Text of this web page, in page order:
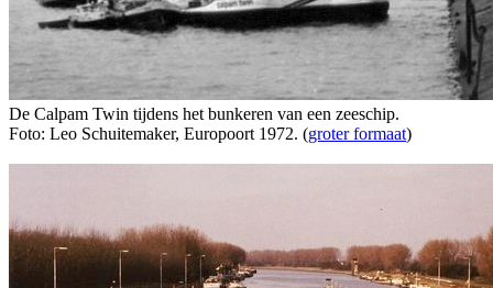
De Calpam Twin tijdens het bunkeren van een zeeschip.
Foto: Leo Schuitemaker, Europoort 1972. (groter formaat)